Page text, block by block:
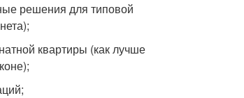
решения для типовой
квартиры (как лучше